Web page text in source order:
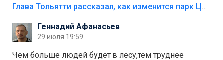
аттракционам слабо доделать?А то бордюры
лежала в парке и испортилась.Да еще,видимо,часть
украли.
Глава Тольятти рассказал, как изменится парк Центрального района
Геннадий Афанасьев
29 июля 19:59
Чем больше людей будет в лесу,тем труднее